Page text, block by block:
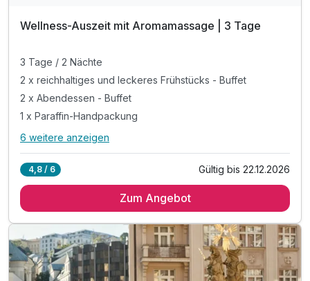
Wellness-Auszeit mit Aromamassage | 3 Tage
3 Tage / 2 Nächte
2 x reichhaltiges und leckeres Frühstücks - Buffet
2 x Abendessen - Buffet
1 x Paraffin-Handpackung
Alle Inklusivleistungen
2 x reichhaltiges und leckeres Frühstücks - Buffet
1 x Paraffin-Handpackung
1 x Teil-Aromamassage
1 x Karlsbader Bad mit Becherovka
6 weitere anzeigen
4,8 / 6 Gültig bis 22.12.2026
Zum Angebot